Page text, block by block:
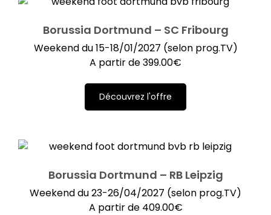
Borussia Dortmund – SC Fribourg
Weekend du 15-18/01/2027 (selon prog.TV)
A partir de399.00€
Découvrez l'offre
Borussia Dortmund – RB Leipzig
Weekend du 23-26/04/2027 (selon prog.TV)
A partir de 409.00€